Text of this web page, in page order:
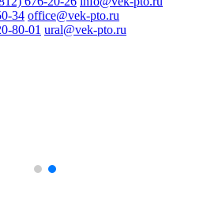
34 office@vek-pto.ru
80-01 ural@vek-pto.ru